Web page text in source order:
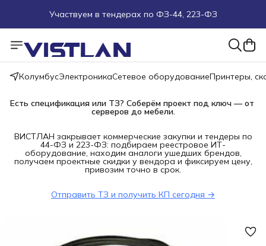
Поможем подобрать оборудование под ТЗ
Пуско-наладочные работы
Более 100 000 позиций в наличии и под заказ
КолумбусЭлектроникаСетевое оборудованиеПринтеры,
Есть спецификация или ТЗ? Соберём проект под ключ — от
серверов до мебели.
ВИСТЛАН закрывает коммерческие закупки и тендеры по
44-ФЗ и 223-ФЗ: подбираем реестровое ИТ-
оборудование, находим аналоги ушедших брендов,
получаем проектные скидки у вендора и фиксируем цену,
привозим точно в срок.
Отправить ТЗ и получить КП сегодня →